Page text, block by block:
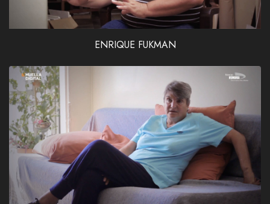
ENRIQUE FUKMAN